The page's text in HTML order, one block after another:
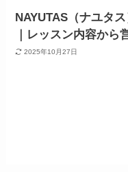
NAYUTAS（ナユタ
｜レッスン内容から
2025年10月27日